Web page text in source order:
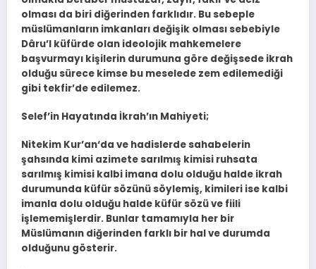
olması da biri diğerinden farklıdır. Bu sebeple
müslümanların imkanları değişik olması sebebiyle
Dâru’l küfürde olan ideolojik mahkemelere
başvurmayı kişilerin durumuna göre değişsede ikrah
olduğu sürece kimse bu meselede zem edilemediği
gibi tekfir’de edilemez.
Selef’in Hayatında İkrah’ın Mahiyeti;
Nitekim Kur’an‘da ve hadislerde sahabelerin
şahsında kimi azimete sarılmış kimisi ruhsata
sarılmış kimisi kalbi imana dolu olduğu halde ikrah
durumunda küfür sözünü söylemiş, kimileri ise kalbi
imanla dolu olduğu halde küfür sözü ve fiili
işlememişlerdir. Bunlar tamamıyla her bir
Müslümanın diğerinden farklı bir hal ve durumda
olduğunu gösterir.